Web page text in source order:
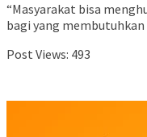
“Masyarakat bisa
bagi yang
Post Views: 493